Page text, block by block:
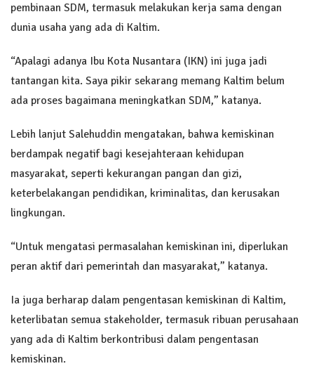
pembinaan SDM, termasuk melakukan kerja sama dengan
dunia usaha yang ada di Kaltim.
“Apalagi adanya Ibu Kota Nusantara (IKN) ini juga jadi
tantangan kita. Saya pikir sekarang memang Kaltim belum
ada proses bagaimana meningkatkan SDM,” katanya.
Lebih lanjut Salehuddin mengatakan, bahwa kemiskinan
berdampak negatif bagi kesejahteraan kehidupan
masyarakat, seperti kekurangan pangan dan gizi,
keterbelakangan pendidikan, kriminalitas, dan kerusakan
lingkungan.
“Untuk mengatasi permasalahan kemiskinan ini, diperlukan
peran aktif dari pemerintah dan masyarakat,” katanya.
Ia juga berharap dalam pengentasan kemiskinan di Kaltim,
keterlibatan semua stakeholder, termasuk ribuan perusahaan
yang ada di Kaltim berkontribusi dalam pengentasan
kemiskinan.